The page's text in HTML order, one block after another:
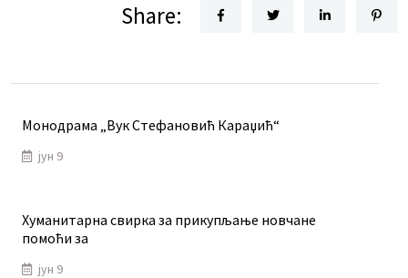
Share:
Монодрама „Вук Стефановић Караџић“
јун 9
Хуманитарна свирка за прикупљање новчане
помоћи за
јун 9